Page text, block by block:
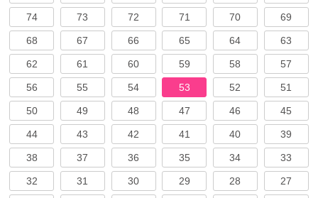
74 73 72 71 70 69
68 67 66 65 64 63
62 61 60 59 58 57
56 55 54 53 52 51
50 49 48 47 46 45
44 43 42 41 40 39
38 37 36 35 34 33
32 31 30 29 28 27